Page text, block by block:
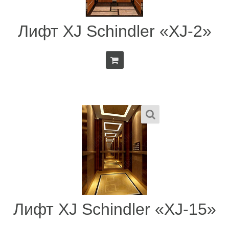
Лифт XJ Schindler «XJ-2»
Лифт XJ Schindler «XJ-15»